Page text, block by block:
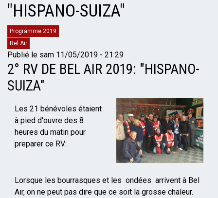
"HISPANO-SUIZA"
Catégories
Programme 2019
Bel Air
Publié le sam 11/05/2019 - 21:29
2° RV DE BEL AIR 2019: "HISPANO-
SUIZA"
Mise
en
page
Les 21 bénévoles étaient
à pied d'ouvre des 8
heures du matin pour
preparer ce RV:
Lorsque les bourrasques et les ondées arrivent à Bel
Air, on ne peut pas dire que ce soit la grosse chaleur.